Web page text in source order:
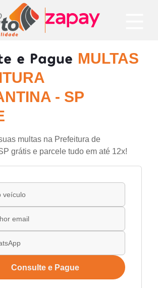
e Pague MULTAS
- SP
multas na Prefeitura de
grátis e parcele tudo em até 12x!
Consulte e Pague